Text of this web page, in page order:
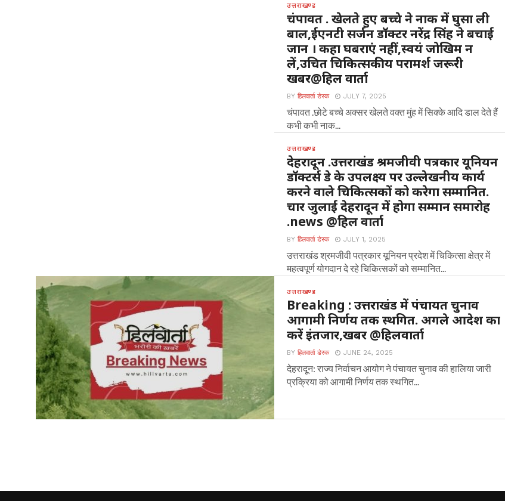
अगस्त 2025 रविवार ,चौमू नर्सिंग...
उत्तराखण्ड
चंपावत . खेलते हुए बच्चे ने नाक में घुसा ली
बाल,ईएनटी सर्जन डॉक्टर नरेंद्र सिंह ने बचाई
जान । कहा घबराएं नहीं,स्वयं जोखिम न
लें,उचित चिकित्सकीय परामर्श जरूरी
खबर@हिल वार्ता
BYहिलवार्ता डेस्क JULY 7, 2025
चंपावत .छोटे बच्चे अक्सर खेलते वक्त मुंह में सिक्के आदि डाल देते हैं
कभी कभी नाक...
उत्तराखण्ड
देहरादून .उत्तराखंड श्रमजीवी पत्रकार यूनियन
डॉक्टर्स डे के उपलक्ष्य पर उल्लेखनीय कार्य
करने वाले चिकित्सकों को करेगा सम्मानित.
चार जुलाई देहरादून में होगा सम्मान समारोह
.news @हिल वार्ता
BYहिलवार्ता डेस्क JULY 1, 2025
उत्तराखंड श्रमजीवी पत्रकार यूनियन प्रदेश में चिकित्सा क्षेत्र में
महत्वपूर्ण योगदान दे रहे चिकित्सकों को सम्मानित...
उत्तराखण्ड
Breaking : उत्तराखंड में पंचायत चुनाव
आगामी निर्णय तक स्थगित. अगले आदेश का
करें इंतजार,खबर @हिलवार्ता
BYहिलवार्ता डेस्क JUNE 24, 2025
देहरादून: राज्य निर्वाचन आयोग ने पंचायत चुनाव की हालिया जारी
प्रक्रिया को आगामी निर्णय तक स्थगित...